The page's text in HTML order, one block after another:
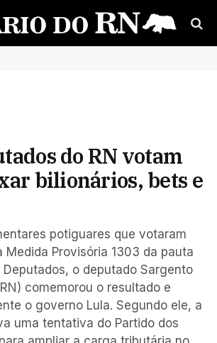
do RN votam
bilionários, bets e
potiguares que votaram
Medida Provisória 1303 da pauta
Deputados, o deputado Sargento
comemorou o resultado e
o governo Lula. Segundo ele, a
uma tentativa do Partido dos